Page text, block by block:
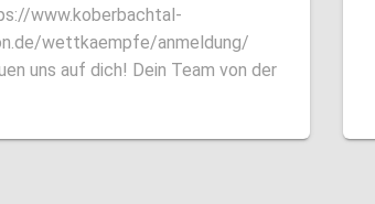
www.koberbachtal-
wettkaempfe/anmeldung/
uns auf dich! Dein Team von der